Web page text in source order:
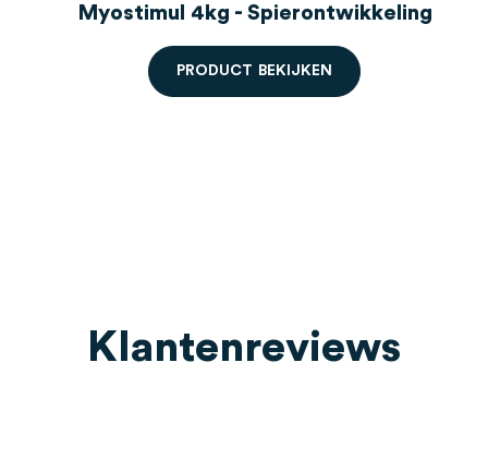
Myostimul 4kg - Spierontwikkeling
PRO DUCT BE K J KE N
Klantenreviews